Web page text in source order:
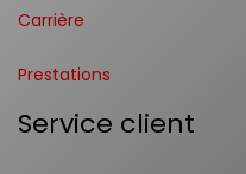
Carrière
Prestations
Service client